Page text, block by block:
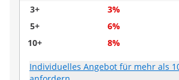
3+
3%
5+
6%
10+
8%
Individuelles Angebot für mehr als